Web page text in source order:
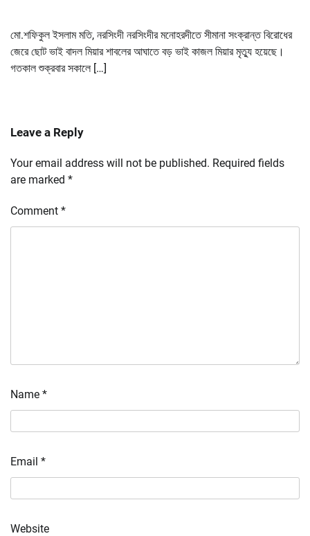
মো.শফিকুল ইসলাম মতি, নরসিংদী নরসিংদীর মনোহরদীতে সীমানা সংক্রান্ত বিরোধের
জেরে ছোট ভাই বাদল মিয়ার শাবলের আঘাতে বড় ভাই কাজল মিয়ার মৃত্যু হয়েছে।
গতকাল শুক্রবার সকালে […]
Leave a Reply
Your email address will not be published. Required fields
are marked *
Comment *
Name *
Email *
Website